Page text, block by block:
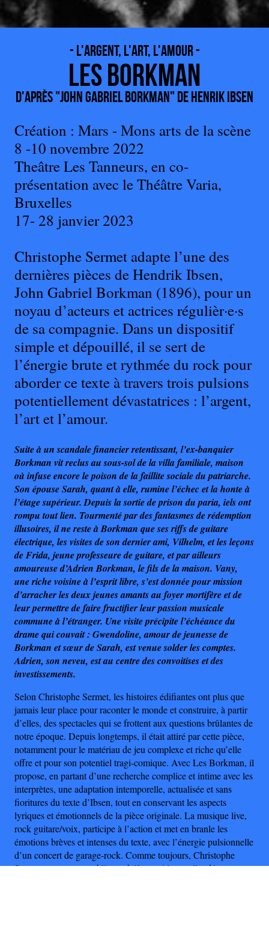
- L'argent, L'art, L'amour -
Les Borkman
d'après "John Gabriel Borkman" de Henrik Ibsen
Création : Mars - Mons arts de la scène
8 -10 novembre 2022
Theâtre Les Tanneurs, en co-
présentation avec le Théâtre Varia,
Bruxelles
17- 28 janvier 2023
Christophe Sermet adapte l’une des
dernières pièces de Hendrik Ibsen,
John Gabriel Borkman (1896), pour un
noyau d’acteurs et actrices régulièr·e·s
de sa compagnie. Dans un dispositif
simple et dépouillé, il se sert de
l’énergie brute et rythmée du rock pour
aborder ce texte à travers trois pulsions
potentiellement dévastatrices : l’argent,
l’art et l’amour.
Suite à un scandale financier retentissant, l’ex-banquier
Borkman vit reclus au sous-sol de la villa familiale, maison
où infuse encore le poison de la faillite sociale du patriarche.
Son épouse Sarah, quant à elle, rumine l’échec et la honte à
l’étage supérieur. Depuis la sortie de prison du paria, iels ont
rompu tout lien. Tourmenté par des fantasmes de rédemption
illusoires, il ne reste à Borkman que ses riffs de guitare
électrique, les visites de son dernier ami, Vilhelm, et les leçons
de Frida, jeune professeure de guitare, et par ailleurs
amoureuse d’Adrien Borkman, le fils de la maison. Vany,
une riche voisine à l’esprit libre, s’est donnée pour mission
d’arracher les deux jeunes amants au foyer mortifère et de
leur permettre de faire fructifier leur passion musicale
commune à l’étranger. Une visite précipite l’échéance du
drame qui couvait : Gwendoline, amour de jeunesse de
Borkman et sœur de Sarah, est venue solder les comptes.
Adrien, son neveu, est au centre des convoitises et des
investissements.
Selon Christophe Sermet, les histoires édifiantes ont plus que
jamais leur place pour raconter le monde et construire, à partir
d’elles, des spectacles qui se frottent aux questions brûlantes de
notre époque. Depuis longtemps, il était attiré par cette pièce,
notamment pour le matériau de jeu complexe et riche qu’elle
offre et pour son potentiel tragi-comique. Avec Les Borkman, il
propose, en partant d’une recherche complice et intime avec les
interprètes, une adaptation intemporelle, actualisée et sans
fioritures du texte d’Ibsen, tout en conservant les aspects
lyriques et émotionnels de la pièce originale. La musique live,
rock guitare/voix, participe à l’action et met en branle les
émotions brèves et intenses du texte, avec l’énergie pulsionnelle
d’un concert de garage-rock. Comme toujours, Christophe
Sermet propose au public un théâtre qui interpelle, dérange,